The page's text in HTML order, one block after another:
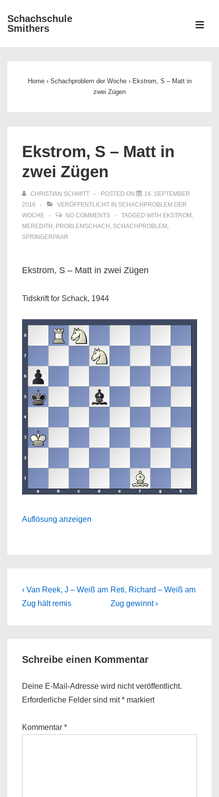
Zum
Inhalt
Schachschule
Smithers
Home › Schachproblem der Woche › Ekstrom, S – Matt in
zwei Zügen
Ekstrom, S – Matt in
zwei Zügen
CHRISTIAN SCHMITT POSTED ON
16. SEPTEMBER
2016
VERÖFFENTLICHT IN SCHACHPROBLEM DER
WOCHE
NO COMMENTS TAGGED WITH EKSTROM ,
MEREDITH , PROBLEMSCHACH , SCHACHPROBLEM ,
SPRINGERPAAR
Ekstrom, S – Matt in zwei Zügen
Tidskrift for Schack, 1944
Auflösung anzeigen
Beitragsnavigation
Previous
Post
‹ Van Reek, J – Weiß am
Zug hält remis
Next
Post
Reti, Richard – Weiß am
Zug gewinnt ›
Schreibe einen Kommentar
Deine E-Mail-Adresse wird nicht veröffentlicht.
Erforderliche Felder sind mit* markiert
Kommentar *